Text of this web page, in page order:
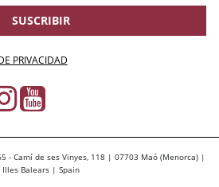
SUSCRIBIR
PRIVACIDAD
- Camí de ses Vinyes, 118 | 07703 Maó (Menorca) |
Illes Balears | Spain